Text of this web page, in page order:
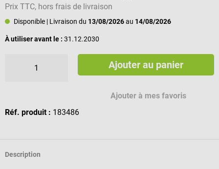
Prix TTC, hors frais de livraison
Disponible | Livraison du 13/08/2026au 14/08/2026
À utiliser avant le : 31.12.2030
Ajouter au panier
Ajouter à mes favoris
Réf. produit : 183486
Description